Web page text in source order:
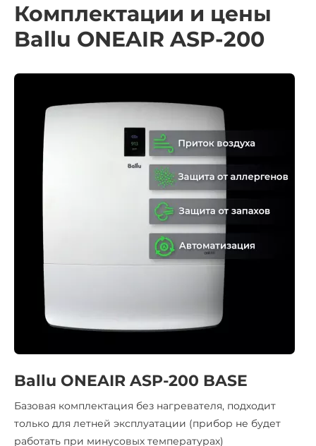
Комплектации и цены
Ballu ONEAIR ASP-200
Ballu ONEAIR ASP-200 BASE
Базовая комплектация без нагревателя, подходит
только для летней эксплуатации (прибор не будет
работать при минусовых температурах)